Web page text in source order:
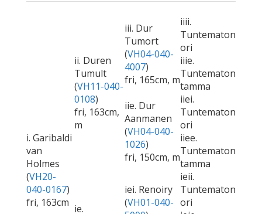
i. Garibaldi
van
Holmes
(VH20-
040-0167)
fri, 163cm
ii. Duren
Tumult
(VH11-040-
0108)
fri, 163cm,
m
iii. Dur
Tumort
(VH04-040-
4007)
fri, 165cm, m
iiii.
Tuntematon
ori
iiie.
Tuntematon
tamma
iie. Dur
Aanmanen
(VH04-040-
1026)
fri, 150cm, m
iiei.
Tuntematon
ori
iiee.
Tuntematon
tamma
ie.
iei. Renoiry
(VH01-040-
ieii.
Tuntematon
ori